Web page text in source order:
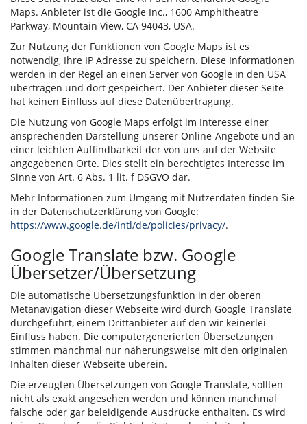
Maps. Anbieter ist die Google Inc., 1600 Amphitheatre
Parkway, Mountain View, CA 94043, USA.
Zur Nutzung der Funktionen von Google Maps ist es
notwendig, Ihre IP Adresse zu speichern. Diese Informationen
werden in der Regel an einen Server von Google in den USA
übertragen und dort gespeichert. Der Anbieter dieser Seite
hat keinen Einfluss auf diese Datenübertragung.
Die Nutzung von Google Maps erfolgt im Interesse einer
ansprechenden Darstellung unserer Online-Angebote und an
einer leichten Auffindbarkeit der von uns auf der Website
angegebenen Orte. Dies stellt ein berechtigtes Interesse im
Sinne von Art. 6 Abs. 1 lit. f DSGVO dar.
Mehr Informationen zum Umgang mit Nutzerdaten finden Sie
in der Datenschutzerklärung von Google:
https://www.google.de/intl/de/policies/privacy/.
Google Translate bzw. Google
Übersetzer/Übersetzung
Die automatische Übersetzungsfunktion in der oberen
Metanavigation dieser Webseite wird durch Google Translate
durchgeführt, einem Drittanbieter auf den wir keinerlei
Einfluss haben. Die computergenerierten Übersetzungen
stimmen manchmal nur näherungsweise mit den originalen
Inhalten dieser Webseite überein.
Die erzeugten Übersetzungen von Google Translate, sollten
nicht als exakt angesehen werden und können manchmal
falsche oder gar beleidigende Ausdrücke enthalten. Es wird